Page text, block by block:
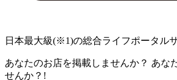
日本最大級(※1)の総合ライフポータル
あなたのお店を掲載しませんか？ あな
せんか？!